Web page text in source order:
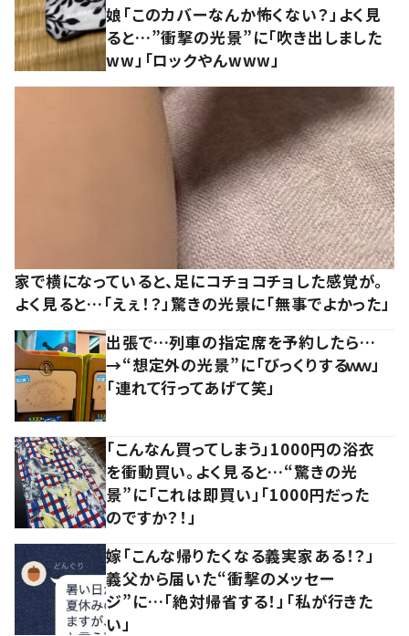
娘「このカバーなんか怖くない？」よく見
ると…”衝撃の光景”に「吹き出しました
ww」「ロックやんwww」
家で横になっていると、足にコチョコチョした感覚が。
よく見ると…「えぇ！？」驚きの光景に「無事でよかった」
出張で…列車の指定席を予約したら…
→“想定外の光景”に「びっくりするｗｗ」
「連れて行ってあげて笑」
「こんなん買ってしまう」1000円の浴衣
を衝動買い。よく見ると…“驚きの光
景”に「これは即買い」「1000円だった
のですか？！」
嫁「こんな帰りたくなる義実家ある！？」
義父から届いた“衝撃のメッセー
ジ”に…「絶対帰省する！」「私が行きた
い」